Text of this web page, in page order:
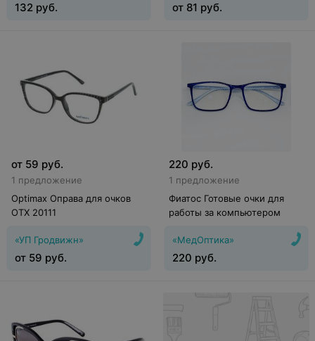
132 руб. от 81 руб.
от 59 руб.
1 предложение
Optimax Оправа для очков
OTX 20111
«УП Гродвижн»
от 59 руб.
220 руб.
1 предложение
Фиатос Готовые очки для
работы за компьютером
«МедОптика»
220 руб.